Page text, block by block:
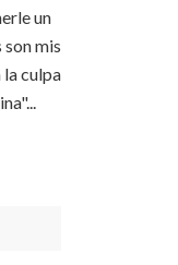
un
mis
la culpa